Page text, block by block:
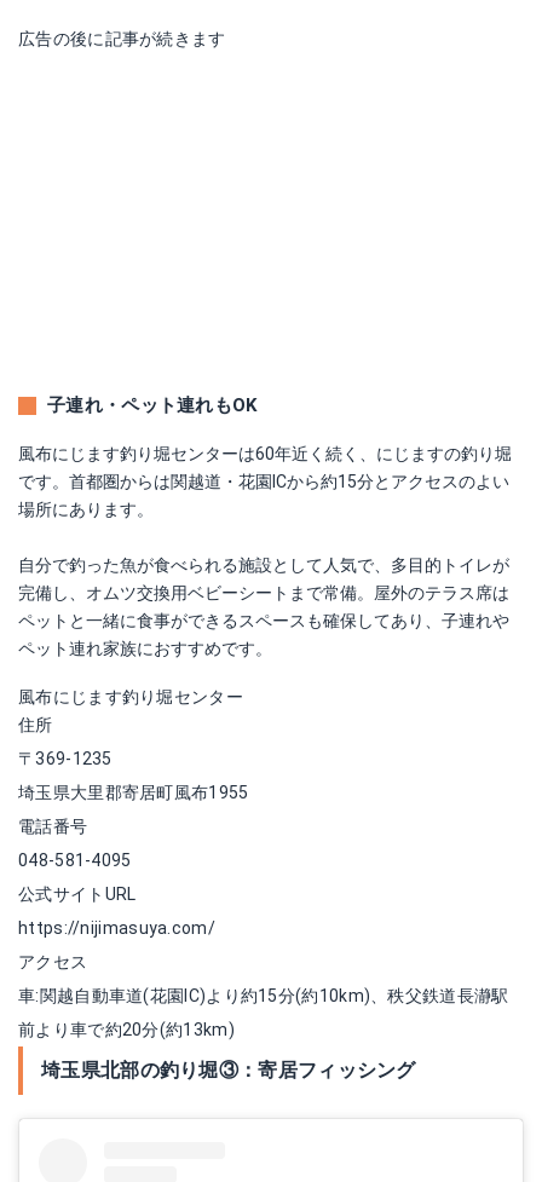
広告の後に記事が続きます
子連れ・ペット連れもOK
風布にじます釣り堀センターは60年近く続く、にじますの釣り堀
です。首都圏からは関越道・花園ICから約15分とアクセスのよい
場所にあります。
自分で釣った魚が食べられる施設として人気で、多目的トイレが
完備し、オムツ交換用ベビーシートまで常備。屋外のテラス席は
ペットと一緒に食事ができるスペースも確保してあり、子連れや
ペット連れ家族におすすめです。
風布にじます釣り堀センター
住所
〒369-1235
埼玉県大里郡寄居町風布1955
電話番号
048-581-4095
公式サイトURL
https://nijimasuya.com/
アクセス
車:関越自動車道(花園IC)より約15分(約10km)、秩父鉄道長瀞駅
前より車で約20分(約13km)
埼玉県北部の釣り堀③：寄居フィッシング